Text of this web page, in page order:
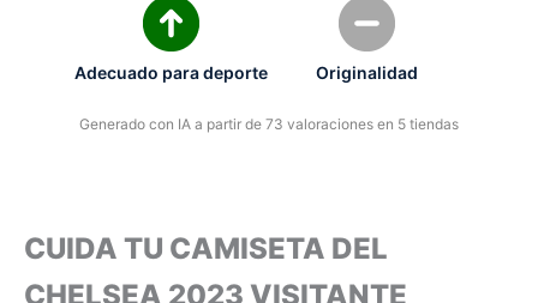
Adecuado para deporte Originalidad
Generado con IA a partir de 73 valoraciones en 5 tiendas
CUIDA TU CAMISETA DEL
CHELSEA 2023 VISITANTE